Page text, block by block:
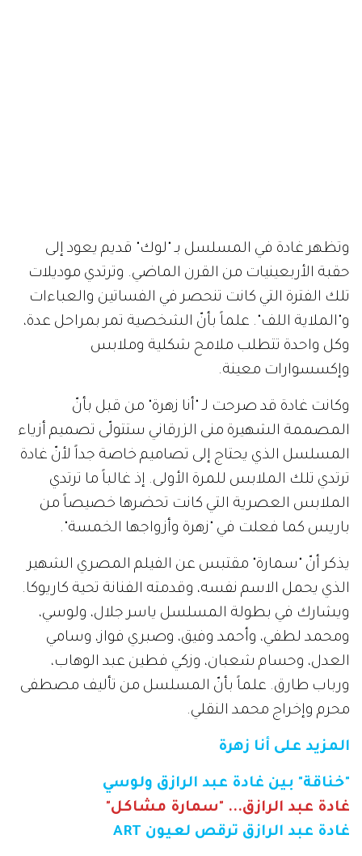
وتظهر غادة في المسلسل بـ "لوك" قديم يعود إلى
حقبة الأربعينيات من القرن الماضي. وترتدي موديلات
تلك الفترة التي كانت تنحصر في الفساتين والعباءات
و"الملاية اللف". علماً بأنّ الشخصية تمر بمراحل عدة،
وكل واحدة تتطلب ملامح شكلية وملابس
وإكسسوارات معينة.
وكانت غادة قد صرحت لـ "أنا زهرة" من قبل بأنّ
المصممة الشهيرة منى الزرقاني ستتولّى تصميم أزياء
المسلسل الذي يحتاج إلى تصاميم خاصة جداً لأنّ غادة
ترتدي تلك الملابس للمرة الأولى. إذ غالباً ما ترتدي
الملابس العصرية التي كانت تحضرها خصيصاً من
باريس كما فعلت في "زهرة وأزواجها الخمسة".
يذكر أنّ "سمارة" مقتبس عن الفيلم المصري الشهير
الذي يحمل الاسم نفسه، وقدمته الفنانة تحية كاريوكا.
ويشارك في بطولة المسلسل ياسر جلال، ولوسي،
ومحمد لطفي، وأحمد وفيق، وصبري فواز، وسامي
العدل، وحسام شعبان، وزكي فطين عبد الوهاب،
ورباب طارق. علماً بأنّ المسلسل من تأليف مصطفى
محرم وإخراج محمد النقلي.
المزيد على أنا زهرة
"خناقة" بين غادة عبد الرازق ولوسي
غادة عبد الرازق... "سمارة مشاكل"
غادة عبد الرازق ترقص لعيون ART